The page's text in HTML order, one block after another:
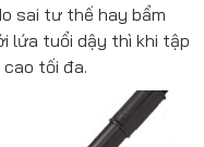
sai tư thế hay bẩm
lứa tuổi dậy thì khi tập
tối đa.